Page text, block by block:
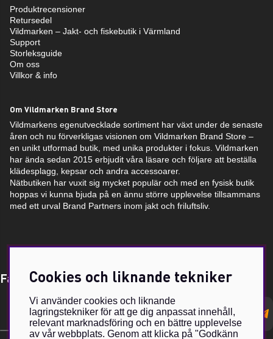
Produktrecensioner
Retursedel
Vildmarken – Jakt- och fiskebutik i Värmland
Support
Storleksguide
Om oss
Villkor & info
Om Vildmarken Brand Store
Vildmarkens egenutvecklade sortiment har växt under de senaste
åren och nu förverkligas visionen om Vildmarken Brand Store –
en unikt utformad butik, med unika produkter i fokus. Vildmarken
har ända sedan 2015 erbjudit våra läsare och följare att beställa
klädesplagg, kepsar och andra accessoarer.
Nätbutiken har vuxit sig mycket populär och med en fysisk butik
hoppas vi kunna bjuda på en ännu större upplevelse tillsammans
med ett urval Brand Partners inom jakt och friluftsliv.
Få Magasin Vildmarken direkt till din e-post!*
postadress
Cookies och liknande tekniker
Vi använder cookies och liknande
lagringstekniker för att ge dig anpassat innehåll,
relevant marknadsföring och en bättre upplevelse
av vår webbplats. Genom att klicka på "Godkänn